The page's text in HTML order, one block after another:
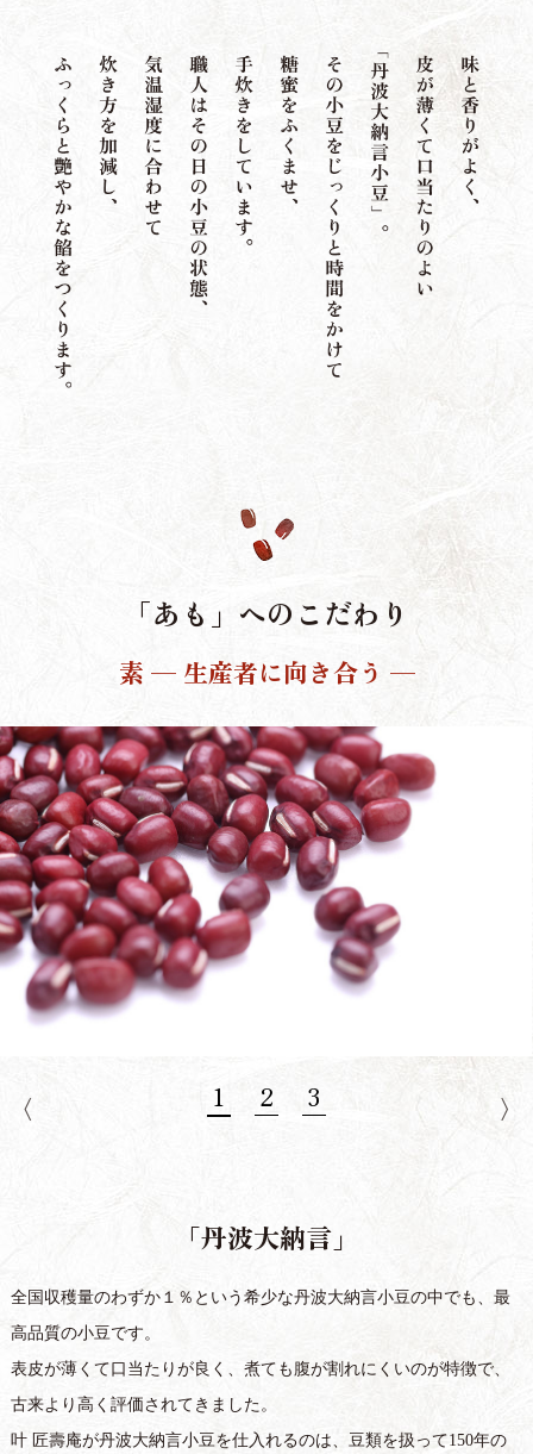
「あも」へのこだわり
素 ─ 生産者に向き合う ─
「丹波大納言」
全国収穫量のわずか１％という希少な丹波大納言小豆の中でも、最
高品質の小豆です。
表皮が薄くて口当たりが良く、煮ても腹が割れにくいのが特徴で、
古来より高く評価されてきました。
叶 匠壽庵が丹波大納言小豆を仕入れるのは、豆類を扱って150年の